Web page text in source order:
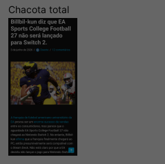
Chacota total